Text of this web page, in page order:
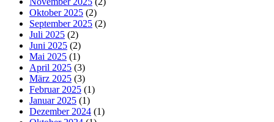
Oktober 2025 (2)
September 2025 (2)
Juli 2025 (2)
Juni 2025 (2)
Mai 2025 (1)
April 2025 (3)
März 2025 (3)
Februar 2025 (1)
Januar 2025 (1)
Dezember 2024 (1)